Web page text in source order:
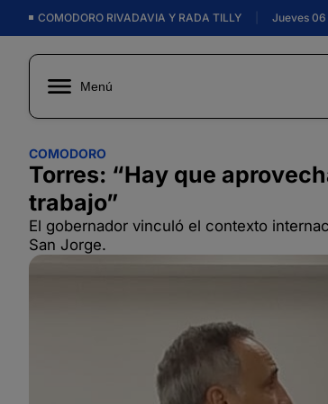
COMODORO RIVADAVIA Y RADA TILLY Jueves 06
Menú
COMODORO
Torres: “Hay que
trabajo”
El gobernador vinculó el contexto
San Jorge.